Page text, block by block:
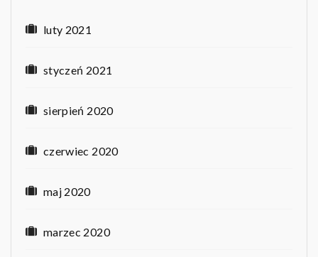
luty 2021
styczeń 2021
sierpień 2020
czerwiec 2020
maj 2020
marzec 2020